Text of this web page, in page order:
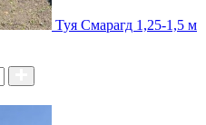
Туя Смарагд 1,25-1,5 м